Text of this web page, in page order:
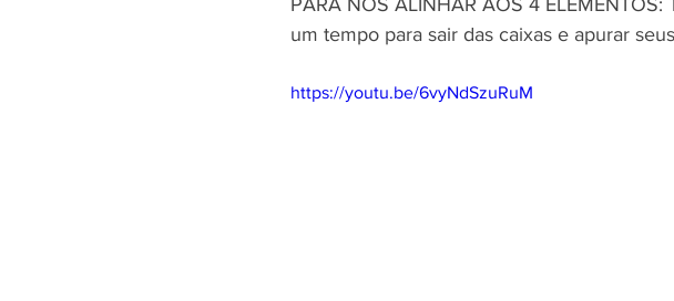
PARA NOS ALINHAR AOS 4 ELEMENTOS:
um tempo para sair das caixas e apurar
https://youtu.be/6vyNdSzuRuM